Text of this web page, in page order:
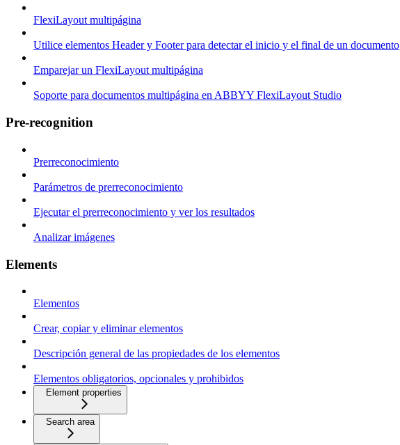
FlexiLayout multipágina
Utilice elementos Header y Footer para detectar el inicio y el final de un documento
Emparejar un FlexiLayout multipágina
Soporte para documentos multipágina en ABBYY FlexiLayout Studio
Pre-recognition
Prerreconocimiento
Parámetros de prerreconocimiento
Ejecutar el prerreconocimiento y ver los resultados
Analizar imágenes
Elements
Elementos
Crear, copiar y eliminar elementos
Descripción general de las propiedades de los elementos
Elementos obligatorios, opcionales y prohibidos
Element properties
Search area